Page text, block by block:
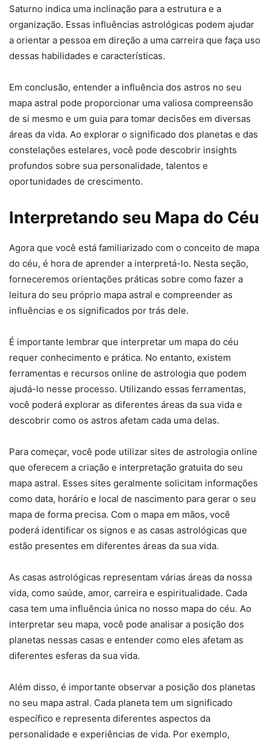
Saturno indica uma inclinação para a estrutura e a
organização. Essas influências astrológicas podem ajudar
a orientar a pessoa em direção a uma carreira que faça uso
dessas habilidades e características.
Em conclusão, entender a influência dos astros no seu
mapa astral pode proporcionar uma valiosa compreensão
de si mesmo e um guia para tomar decisões em diversas
áreas da vida. Ao explorar o significado dos planetas e das
constelações estelares, você pode descobrir insights
profundos sobre sua personalidade, talentos e
oportunidades de crescimento.
Interpretando seu Mapa do Céu
Agora que você está familiarizado com o conceito de mapa
do céu, é hora de aprender a interpretá-lo. Nesta seção,
forneceremos orientações práticas sobre como fazer a
leitura do seu próprio mapa astral e compreender as
influências e os significados por trás dele.
É importante lembrar que interpretar um mapa do céu
requer conhecimento e prática. No entanto, existem
ferramentas e recursos online de astrologia que podem
ajudá-lo nesse processo. Utilizando essas ferramentas,
você poderá explorar as diferentes áreas da sua vida e
descobrir como os astros afetam cada uma delas.
Para começar, você pode utilizar sites de astrologia online
que oferecem a criação e interpretação gratuita do seu
mapa astral. Esses sites geralmente solicitam informações
como data, horário e local de nascimento para gerar o seu
mapa de forma precisa. Com o mapa em mãos, você
poderá identificar os signos e as casas astrológicas que
estão presentes em diferentes áreas da sua vida.
As casas astrológicas representam várias áreas da nossa
vida, como saúde, amor, carreira e espiritualidade. Cada
casa tem uma influência única no nosso mapa do céu. Ao
interpretar seu mapa, você pode analisar a posição dos
planetas nessas casas e entender como eles afetam as
diferentes esferas da sua vida.
Além disso, é importante observar a posição dos planetas
no seu mapa astral. Cada planeta tem um significado
específico e representa diferentes aspectos da
personalidade e experiências de vida. Por exemplo,